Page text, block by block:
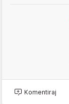
Komentiraj